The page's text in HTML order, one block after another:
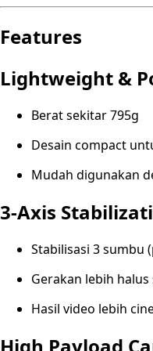
Features
Lightweight &
Berat sekitar 795g
Desain compact
Mudah digunakan
3-Axis
Stabilisasi 3 sumbu
Gerakan lebih
Hasil video lebih
High Payload